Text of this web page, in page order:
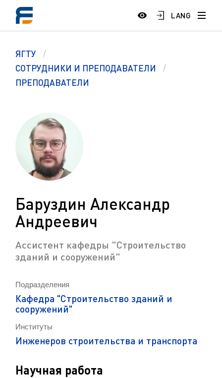
LANG
ЯГТУ
СОТРУДНИКИ И ПРЕПОДАВАТЕЛИ
ПРЕПОДАВАТЕЛИ
Баруздин Александр
Андреевич
Ассистент кафедры "Строительство
зданий и сооружений"
Подразделения
Кафедра "Строительство зданий и
сооружений"
Институты
Инженеров строительства и транспорта
Научная работа